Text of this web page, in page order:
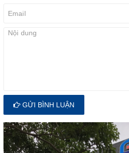
GỬI BÌNH LUẬN